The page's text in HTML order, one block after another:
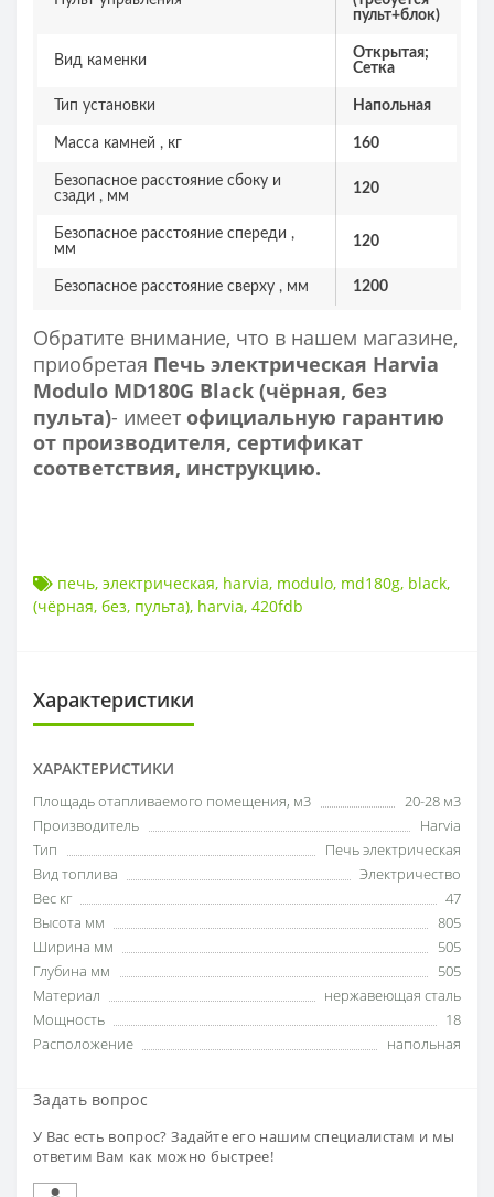
пульт+блок)
Вид каменки
Открытая;
Сетка
Тип установки Напольная
Масса камней , кг 160
Безопасное расстояние сбоку и
сзади , мм
120
Безопасное расстояние спереди ,
мм
120
Безопасное расстояние сверху , мм 1200
Обратите внимание, что в нашем магазине,
приобретая Печь электрическая Harvia
Modulo MD180G Black (чёрная, без
пульта)- имеет официальную гарантию
от производителя, сертификат
соответствия, инструкцию.
печь, электрическая, harvia, modulo, md180g, black,
(чёрная, без, пульта), harvia, 420fdb
Характеристики
ХАРАКТЕРИСТИКИ
Площадь отапливаемого помещения, м3
20-28 м3
Производитель
Harvia
Тип
Печь электрическая
Вид топлива
Электричество
Вес кг
47
Высота мм
805
Ширина мм
505
Глубина мм
505
Материал
нержавеющая сталь
Мощность
18
Расположение
напольная
Задать вопрос
У Вас есть вопрос? Задайте его нашим специалистам и мы
ответим Вам как можно быстрее!